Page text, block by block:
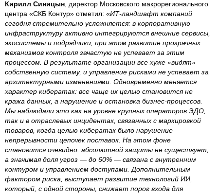
Кирилл Синицын , директор Московского макрорегионального
центра «СКБ Контур» отметил: «ИТ-ландшафт компаний
сегодня стремительно усложняется: в корпоративную
инфраструктуру активно интегрируются внешние сервисы,
экосистемы и подрядчики, при этом развитие прозрачных
механизмов контроля зачастую не успевает за этим
процессом. В результате организации все хуже «видят»
собственную систему, и управление рисками не успевает за
архитектурными изменениями. Одновременно меняется
характер кибератак: все чаще их целью становится не
кража данных, а нарушение и остановка бизнес-процессов.
Мы наблюдали это как на уровне крупных операторов ЭДО,
так и в отраслевых инцидентах, связанных с маркировкой
товаров, когда целью кибератак было нарушение
непрерывности цепочек поставок. На этом фоне
становится очевидно: абсолютной защиты не существует,
а значимая доля угроз — до 60% — связана с внутренним
контуром и управлением доступами. Дополнительным
фактором риска, выступает развитие технологий ИИ,
который, с одной стороны, снижает порог входа для